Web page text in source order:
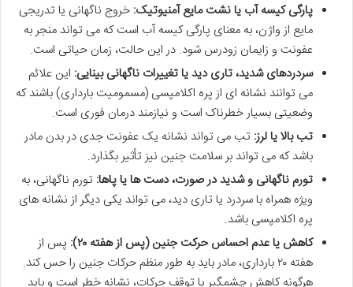
پارگی کیسه آب یا نشت مایع آمنیوتیک: خروج ناگهانی یا تدریجی
مایع از واژن، به معنای پارگی کیسه آب است که می تواند منجر به
عفونت و زایمان زودرس شود. در این حالت، زمان حیاتی است.
سردردهای شدید، تاری دید یا تغییرات ناگهانی بینایی: این علائم
می توانند نشانه ای از پره اکلامپسی (مسمومیت بارداری) باشند که
وضعیتی بسیار خطرناک است و نیازمند درمان فوری است.
تب بالا یا لرز: تب می تواند نشانه یک عفونت جدی در بدن مادر
باشد که می تواند بر سلامت جنین نیز تأثیر بگذارد.
تورم ناگهانی و شدید در صورت، دست ها یا پاها: تورم ناگهانی، به
ویژه همراه با سردرد یا تاری دید، می تواند یکی دیگر از نشانه های
پره اکلامپسی باشد.
کاهش یا عدم احساس حرکت جنین (پس از هفته ۲۰):
پس از
هفته ۲۰ بارداری، مادر باید به طور منظم حرکات جنین را حس کند.
هرگونه کاهش چشمگیر یا توقف حرکات، نشانه خطر است و باید